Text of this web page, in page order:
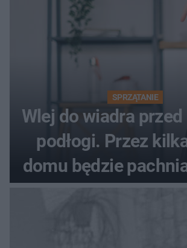
SPRZĄTANIE
Wlej do wiadra
podłogi. Przez
domu będzie
hotelu